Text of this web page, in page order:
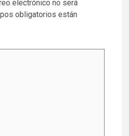
electrónico no será
obligatorios están